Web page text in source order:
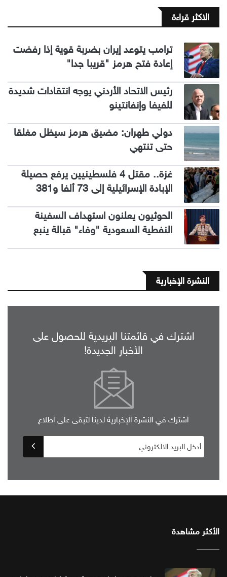
الاكثر قراءة
ترامب يتوعد إيران بضربة قوية إذا رفضت
إعادة فتح هرمز "قريبا جدا"
رئيس الاتحاد الأردني يوجه انتقادات شديدة
للفيفا وإنفانتينو
دولي طهران: مضيق هرمز سيظل مغلقا
حتى تنتهي
غزة.. مقتل 4 فلسطينيين يرفع حصيلة
الإبادة الإسرائيلية إلى 73 ألفا و381
الحوثيون يعلنون استهداف السفينة
النفطية السعودية "وفاء" قبالة ينبع
النشرة الإخبارية
اشترك في قائمتنا البريدية للحصول على
الأخبار الجديدة!
اشترك في النشرة الإخبارية لدينا لتبقى على اطلاع
الأكثر مشاهدة